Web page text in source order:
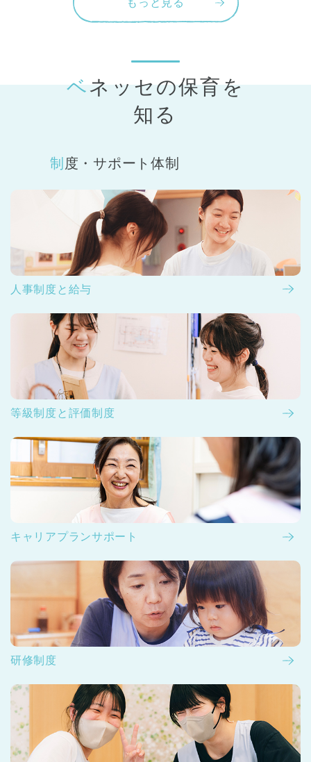
ベネッセの保育を
知る
制度・サポート体制
人事制度と給与
等級制度と評価制度
キャリアプランサポート
研修制度